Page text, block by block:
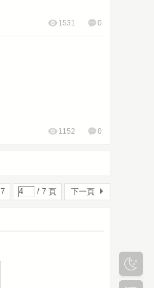
0
1531
0
1152
7 / 7 頁 下一頁